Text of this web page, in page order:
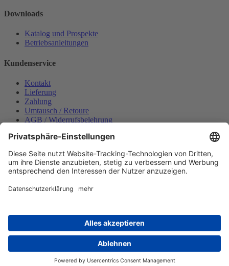
Downloads
Katalog und Prospekte
Betriebsanleitungen
Kundenservice
Kontakt
Lieferung
Zahlung
Umtausch / Retoure
AGB / Widerrufsbelehrung
Datenschutzerklärung
Bestellung widerrufen
Mein konto
Zahlungsmöglichkeiten
Copyright © 2025 Wabeco